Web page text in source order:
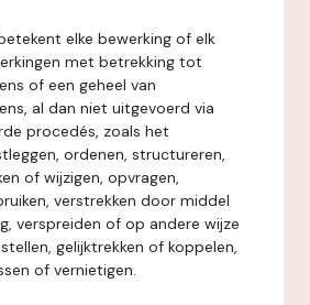
elke bewerking of elk
met betrekking tot
of een geheel van
al dan niet uitgevoerd via
procedés, zoals het
ordenen, structureren,
of wijzigen, opvragen,
verstrekken door middel
verspreiden of op andere wijze
gelijktrekken of koppelen,
of vernietigen.